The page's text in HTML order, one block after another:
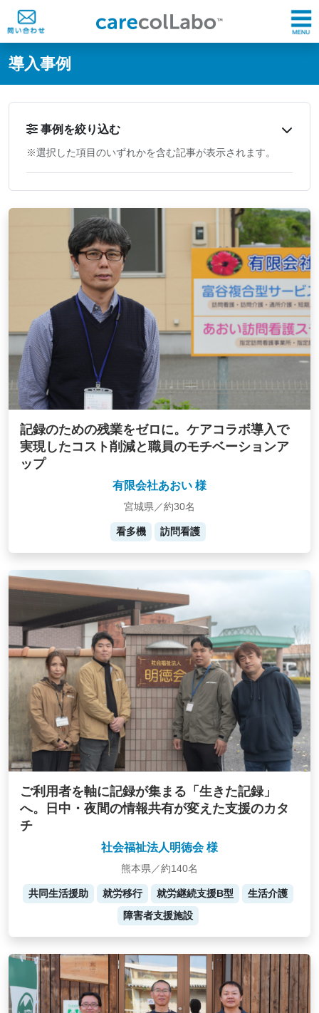
@ -0,0 +1,60 @@
導入事例
事例を絞り込む
※選択した項目のいずれかを含む記事が表示されます。
記録のための残業をゼロに。ケアコラボ導入で
実現したコスト削減と職員のモチベーションア
ップ
有限会社あおい 様
宮城県／約30名
看多機 訪問看護
ご利用者を軸に記録が集まる「生きた記録」
へ。日中・夜間の情報共有が変えた支援のカタ
チ
社会福祉法人明徳会 様
熊本県／約140名
共同生活援助 就労移行 就労継続支援B型
生活介護
障害者支援施設